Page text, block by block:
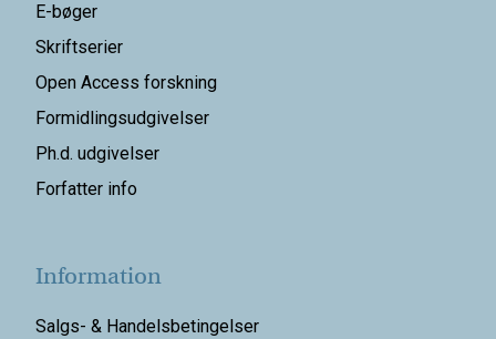
E-bøger
Skriftserier
Open Access forskning
Formidlingsudgivelser
Ph.d. udgivelser
Forfatter info
Information
Salgs- & Handelsbetingelser